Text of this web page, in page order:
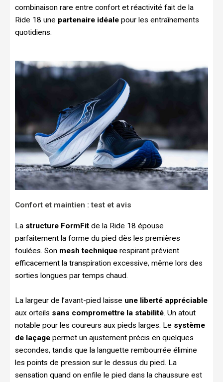
combinaison rare entre confort et réactivité fait de la
Ride 18 une partenaire idéale pour les entraînements
quotidiens.
Confort et maintien : test et avis
La structure FormFit de la Ride 18 épouse
parfaitement la forme du pied dès les premières
foulées. Son mesh technique respirant prévient
efficacement la transpiration excessive, même lors des
sorties longues par temps chaud.
La largeur de l’avant-pied laisse une liberté appréciable
aux orteils sans compromettre la stabilité . Un atout
notable pour les coureurs aux pieds larges. Le système
de laçage permet un ajustement précis en quelques
secondes, tandis que la languette rembourrée élimine
les points de pression sur le dessus du pied. La
sensation quand on enfile le pied dans la chaussure est